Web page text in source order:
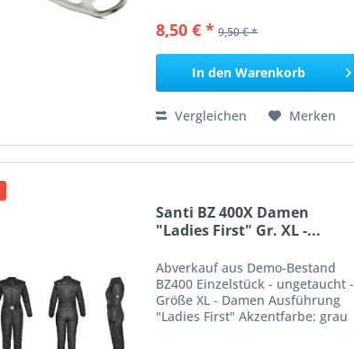
GPSR: Dies ist ein Artikel der
dive2gether.net...
8,50 € * 9,50 € *
In den Warenkorb
Vergleichen Merken
Santi BZ 400X Damen
"Ladies First" Gr. XL -...
Abverkauf aus Demo-Bestand
BZ400 Einzelstück - ungetaucht -
Größe XL - Damen Ausführung
"Ladies First" Akzentfarbe: grau